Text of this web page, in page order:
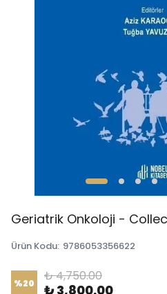
Geriatrik Onkoloji -
Ürün Kodu: 9786053356622
%20 ₺ 4,750.00
₺ 3,800.00